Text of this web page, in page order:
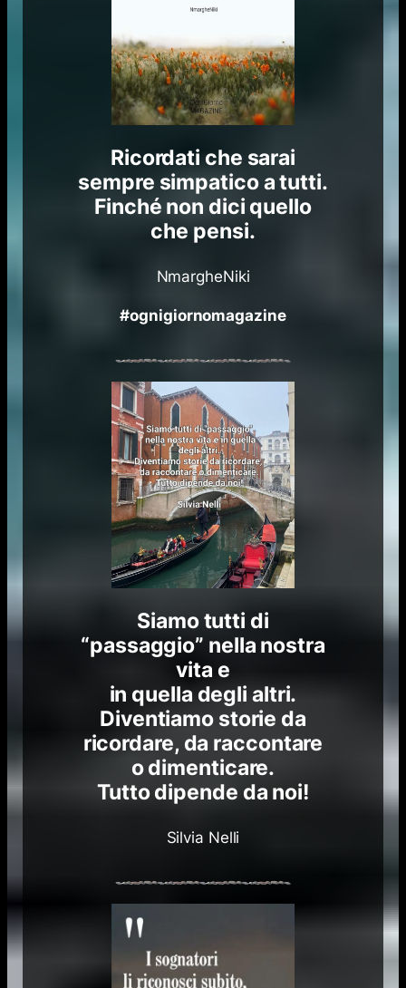
Ricordati che sarai
sempre simpatico a tutti.
Finché non dici quello
che pensi.
NmargheNiki
#ognigiornomagazine
Siamo tutti di
“passaggio” nella nostra
vita e
in quella degli altri.
Diventiamo storie da
ricordare, da raccontare
o dimenticare.
Tutto dipende da noi!
Silvia Nelli